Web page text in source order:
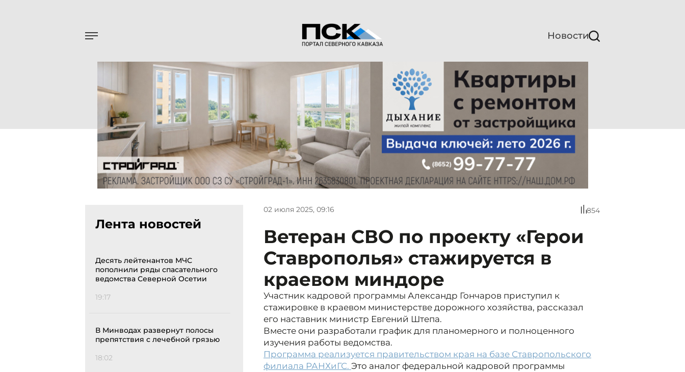
Новости
Лента новостей
Десять лейтенантов МЧС
пополнили ряды спасательного
ведомства Северной Осетии
19:17
В Минводах развернут полосы
препятствия с лечебной грязью
18:02
02 июля 2025, 09:16 854
Ветеран СВО по проекту «Герои
Ставрополья» стажируется в
краевом миндоре
Участник кадровой программы Александр Гончаров приступил к
стажировке в краевом министерстве дорожного хозяйства, рассказал
его наставник министр Евгений Штепа.
Вместе они разработали график для планомерного и полноценного
изучения работы ведомства.
Программа реализуется правительством края на базе Ставропольского
филиала РАНХиГС. Это аналог федеральной кадровой программы